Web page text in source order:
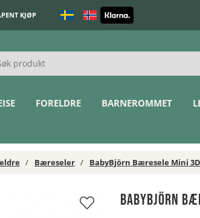
KJØP
FORELDRE BARNEROMMET
Bæreseler BabyBjörn Bæresele Mini
BabyBjörn